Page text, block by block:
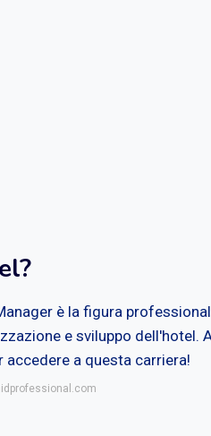
è la figura
e sviluppo dell'hotel.
a questa carriera!